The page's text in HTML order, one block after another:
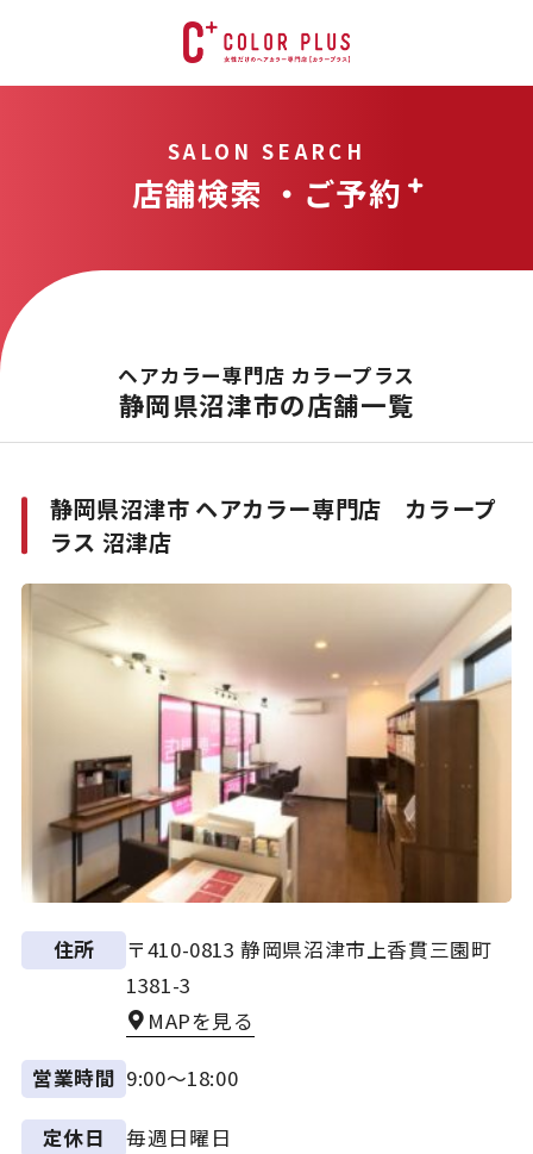
SALON SEARCH
店舗検索 ・ご予約
ヘアカラー専門店 カラープラス
静岡県沼津市の店舗一覧
静岡県沼津市 ヘアカラー専門店 カラープ
ラス 沼津店
住所
〒410-0813 静岡県沼津市上香貫三園町
1381-3
MAPを見る
営業時間 9:00～18:00
定休日 毎週日曜日